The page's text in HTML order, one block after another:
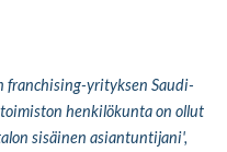
franchising-yrityksen Saudi-
henkilökunta on ollut
sisäinen asiantuntijani',